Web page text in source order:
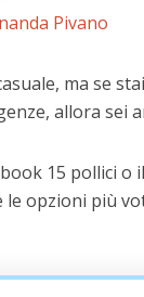
Pivano
ma se
allora sei
15 pollici o
opzioni più